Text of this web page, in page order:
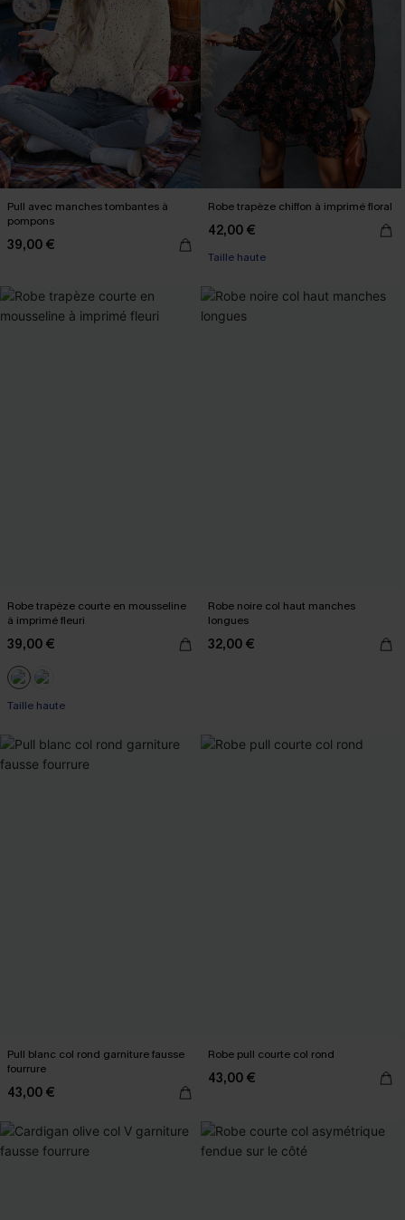
Pull avec manches tombantes à
pompons
39,00 €
Robe trapèze chiffon à imprimé floral
42,00 €
Taille haute
Robe trapèze courte en mousseline
à imprimé fleuri
39,00 €
Taille haute
Robe noire col haut manches
longues
32,00 €
Pull blanc col rond garniture fausse
fourrure
43,00 €
Robe pull courte col rond
43,00 €